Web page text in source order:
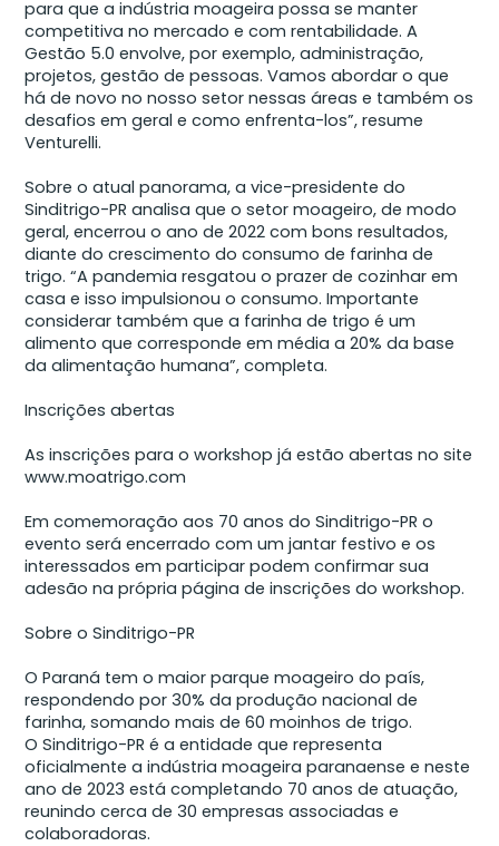
para que a indústria moageira possa se manter
competitiva no mercado e com rentabilidade. A
Gestão 5.0 envolve, por exemplo, administração,
projetos, gestão de pessoas. Vamos abordar o que
há de novo no nosso setor nessas áreas e também os
desafios em geral e como enfrenta-los”, resume
Venturelli.
Sobre o atual panorama, a vice-presidente do
Sinditrigo-PR analisa que o setor moageiro, de modo
geral, encerrou o ano de 2022 com bons resultados,
diante do crescimento do consumo de farinha de
trigo. “A pandemia resgatou o prazer de cozinhar em
casa e isso impulsionou o consumo. Importante
considerar também que a farinha de trigo é um
alimento que corresponde em média a 20% da base
da alimentação humana”, completa.
Inscrições abertas
As inscrições para o workshop já estão abertas no site
www.moatrigo.com
Em comemoração aos 70 anos do Sinditrigo-PR o
evento será encerrado com um jantar festivo e os
interessados em participar podem confirmar sua
adesão na própria página de inscrições do workshop.
Sobre o Sinditrigo-PR
O Paraná tem o maior parque moageiro do país,
respondendo por 30% da produção nacional de
farinha, somando mais de 60 moinhos de trigo.
O Sinditrigo-PR é a entidade que representa
oficialmente a indústria moageira paranaense e neste
ano de 2023 está completando 70 anos de atuação,
reunindo cerca de 30 empresas associadas e
colaboradoras.